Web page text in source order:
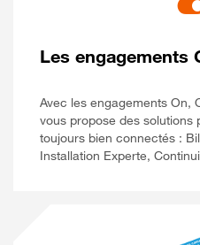
Les engagements
Avec les engagements On,
vous propose des solutions
toujours bien connectés :
Installation Experte,